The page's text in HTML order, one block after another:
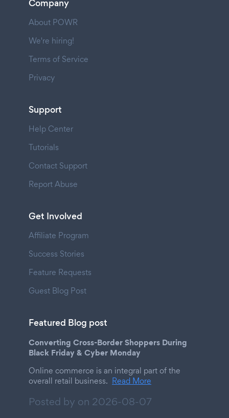
Company
About POWR
We're hiring!
Terms of Service
Privacy
Support
Help Center
Tutorials
Contact Support
Report Abuse
Get Involved
Affiliate Program
Success Stories
Feature Requests
Guest Blog Post
Featured Blog post
Converting Cross-Border Shoppers During
Black Friday & Cyber Monday
Online commerce is an integral part of the
overall retail business. Read More
Posted by on 2026-08-07